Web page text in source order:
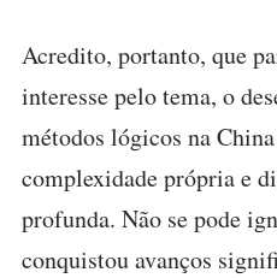
Acredito, portanto, que
interesse pelo tema, o
métodos lógicos na
complexidade própria e
profunda. Não se pode
conquistou avanços